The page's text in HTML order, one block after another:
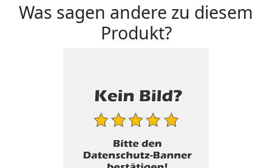
Was sagen andere zu diesem
Produkt?